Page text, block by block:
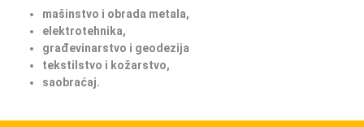
mašinstvo i obrada metala,
elektrotehnika,
građevinarstvo i geodezija
tekstilstvo i kožarstvo,
saobraćaj.